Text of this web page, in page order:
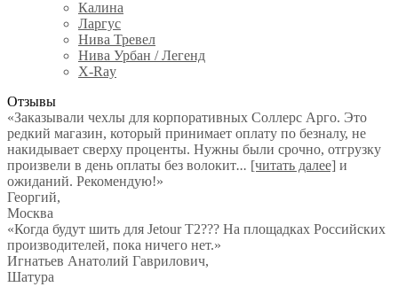
Калина
Ларгус
Нива Тревел
Нива Урбан / Легенд
X-Ray
Отзывы
«Заказывали чехлы для корпоративных Соллерс Арго. Это
редкий магазин, который принимает оплату по безналу, не
накидывает сверху проценты. Нужны были срочно, отгрузку
произвели в день оплаты без волокит... [читать далее] и
ожиданий. Рекомендую!»
Георгий,
Москва
«Когда будут шить для Jetour T2??? На площадках Российских
производителей, пока ничего нет.»
Игнатьев Анатолий Гаврилович,
Шатура